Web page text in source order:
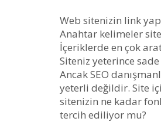
Web sitenizin link
Anahtar kelimeler
İçeriklerde en çok
Siteniz yeterince
Ancak SEO
yeterli değildir. Site
sitenizin ne kadar
tercih ediliyor mu?